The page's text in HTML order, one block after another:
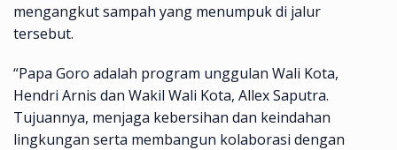
mengangkut sampah yang menumpuk di jalur
tersebut.
“Papa Goro adalah program unggulan Wali Kota,
Hendri Arnis dan Wakil Wali Kota, Allex Saputra.
Tujuannya, menjaga kebersihan dan keindahan
lingkungan serta membangun kolaborasi dengan